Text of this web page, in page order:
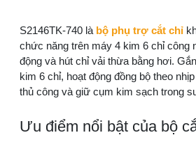
S2146TK-740 là bộ phụ trợ cắt chỉ
chức năng trên máy 4 kim 6 chỉ công
động và hút chỉ vải thừa bằng hơi.
kim 6 chỉ, hoạt động đồng bộ theo
thủ công và giữ cụm kim sạch trong
Ưu điểm nổi bật của bộ
21/07/2026 09:08 AM
Máy vắt sổ Siruba
thế nào
17/07/2026 08:20 AM
Quy trình kiểm vải